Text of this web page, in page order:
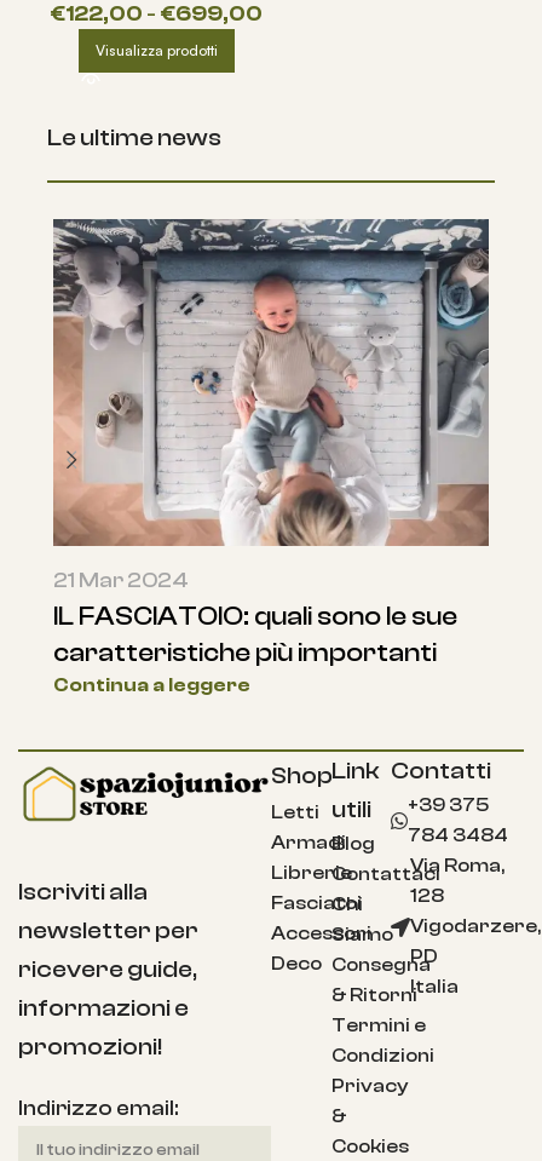
€122,00 - €699,00
Visualizza prodotti
Le ultime news
14 Mar 2024
LITTLE FLO: il letto
montessoriano che accompagna
tuo figlio fino all’adolescenza
Iscriviti alla
newsletter per
ricevere guide,
informazioni e
Indirizzo email:
Shop
Letti
Armadi
Librerie
Fasciatoi
Accessori
Link
utili
Blog
Contattaci
Chi
Siamo
Consegna
& Ritorni
Termini e
Condizioni
Privacy
&
Contatti
+39 375
784 3484
Via Roma,
128
Vigodarzere,
PD
Italia